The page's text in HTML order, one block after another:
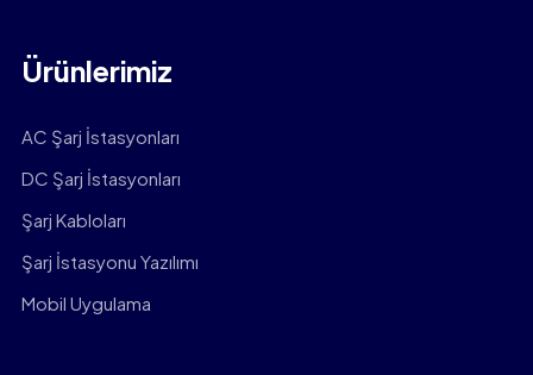
Ürünlerimiz
AC Şarj İstasyonları
DC Şarj İstasyonları
Şarj Kabloları
Şarj İstasyonu Yazılımı
Mobil Uygulama